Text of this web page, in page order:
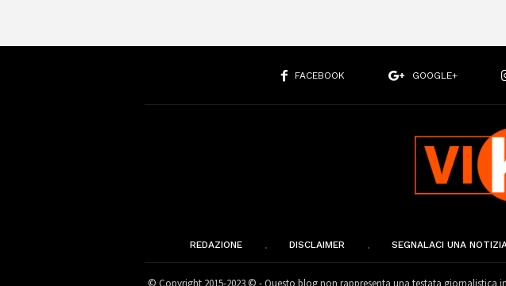
FACEBOOK GOOGLE+
REDAZIONE DISCLAIMER SEGNALACI UNA